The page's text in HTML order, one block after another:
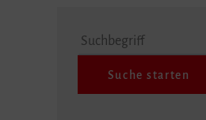
Suchbegriff